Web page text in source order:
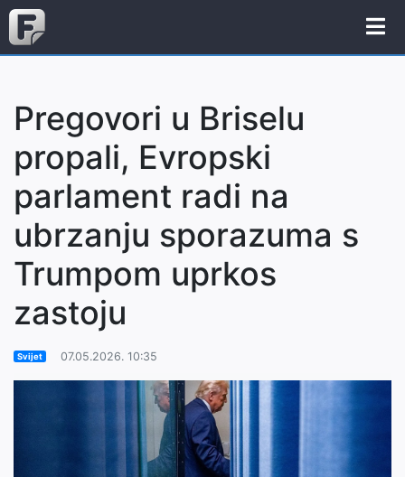
Pregovori u Briselu
propali, Evropski
parlament radi na
ubrzanju sporazuma s
Trumpom uprkos
zastoju
Svijet 07.05.2026. 10:35